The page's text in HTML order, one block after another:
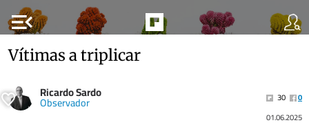
menu_open
Vítimas a triplicar
Ricardo Sardo
Observador 30
0
01.06.2025